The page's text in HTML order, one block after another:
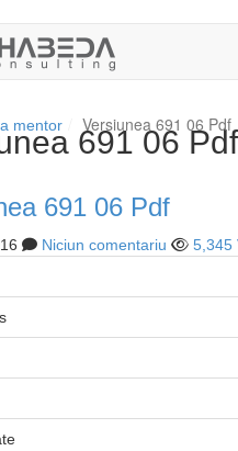
691 06 Pdf
mentor Versiunea 691 06 Pdf
691 06 Pdf
Niciun comentariu 5,345